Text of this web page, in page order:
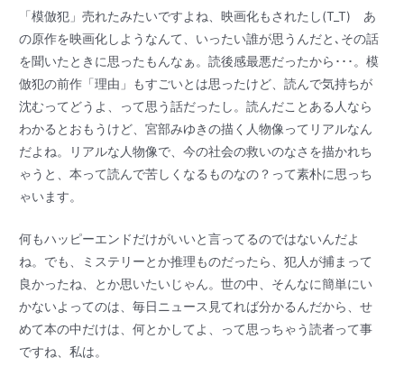
「模倣犯」売れたみたいですよね、映画化もされたし(T_T) あ
の原作を映画化しようなんて、いったい誰が思うんだと､その話
を聞いたときに思ったもんなぁ。読後感最悪だったから･･･。模
倣犯の前作「理由」もすごいとは思ったけど、読んで気持ちが
沈むってどうよ、って思う話だったし。読んだことある人なら
わかるとおもうけど、宮部みゆきの描く人物像ってリアルなん
だよね。リアルな人物像で、今の社会の救いのなさを描かれち
ゃうと、本って読んで苦しくなるものなの？って素朴に思っち
ゃいます。
何もハッピーエンドだけがいいと言ってるのではないんだよ
ね。でも、ミステリーとか推理ものだったら、犯人が捕まって
良かったね、とか思いたいじゃん。世の中、そんなに簡単にい
かないよってのは、毎日ニュース見てれば分かるんだから、せ
めて本の中だけは、何とかしてよ、って思っちゃう読者って事
ですね、私は。